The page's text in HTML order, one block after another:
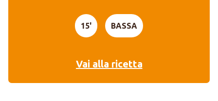
15' BASSA
Vai alla ricetta